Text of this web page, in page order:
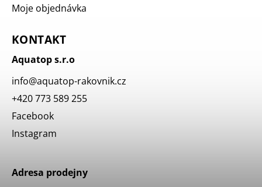
Moje objednávka
KONTAKT
Aquatop s.r.o
info@aquatop-rakovnik.cz
+420 773 589 255
Facebook
Instagram
Adresa prodejny